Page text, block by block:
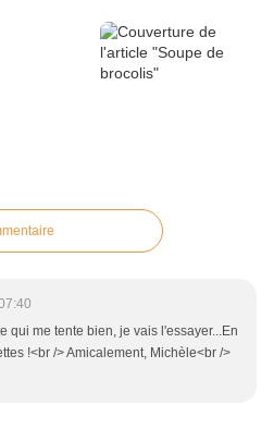
qui me tente bien, je vais l'essayer...En
!<br /> Amicalement, Michèle<br />